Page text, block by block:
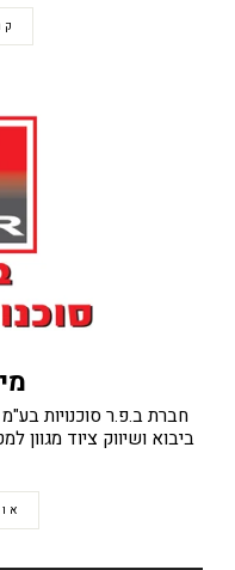
ביבוא ושיווק ציוד מגוון